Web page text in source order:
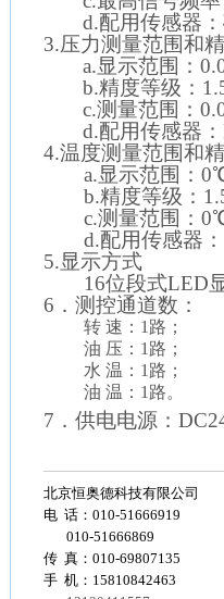
d.配用传感器
3.压力测量范围和
a.显示范围：
b.精度等级：
c.测量范围：
d.配用传感器：
4.温度测量范围和
a.显示范围：0
b.精度等级：
c.测量范围：0
d.配用传感器
5.显示方式
16位段式LED
6 ．测控通道数：
转 速：1路；
油 压：1路；
水 温：1路；
油 温：1路。
7 ．供电电源：
北京恒奥德科技有限公司
电 话：010-51666919
010-51666869
传 真：010-69807135
手 机：15810842463